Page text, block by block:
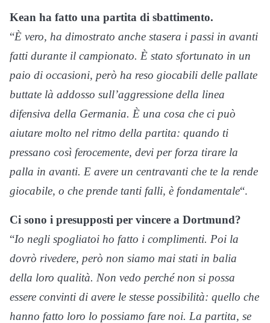
Kean ha fatto una partita di sbattimento.
“È vero, ha dimostrato anche stasera i passi in avanti
fatti durante il campionato. È stato sfortunato in un
paio di occasioni, però ha reso giocabili delle pallate
buttate là addosso sull’aggressione della linea
difensiva della Germania. È una cosa che ci può
aiutare molto nel ritmo della partita: quando ti
pressano così ferocemente, devi per forza tirare la
palla in avanti. E avere un centravanti che te la rende
giocabile, o che prende tanti falli, è fondamentale“.
Ci sono i presupposti per vincere a Dortmund?
“Io negli spogliatoi ho fatto i complimenti. Poi la
dovrò rivedere, però non siamo mai stati in balia
della loro qualità. Non vedo perché non si possa
essere convinti di avere le stesse possibilità: quello che
hanno fatto loro lo possiamo fare noi. La partita, se